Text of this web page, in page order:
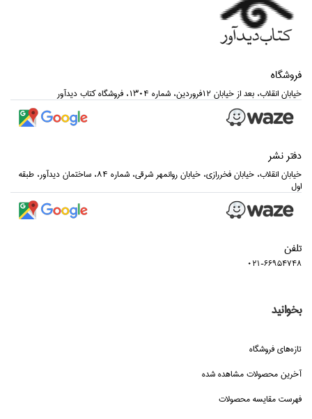
فروشگاه
خيابان انقلاب، بعد از خيابان 12فروردين، شماره 1304، فروشگاه كتاب ديدآور
دفتر نشر
خيابان انقلاب، خيابان فخررازي، خيابان روانمهر شرقي، شماره 84، ساختمان ديدآور، طبقه
اول
تلفن
021-66954748
بخوانید
تازه‌هاي فروشگاه
آخرین محصولات مشاهده شده
فهرست مقایسه محصولات